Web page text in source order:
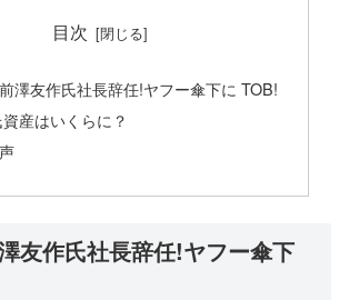
目次
澤友作氏社長辞任!ヤフー傘下に TOB!
産はいくらに？
友作氏社長辞任!ヤフー傘下